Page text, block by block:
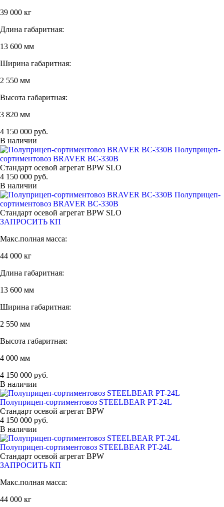
39 000 кг
Длина габаритная:
13 600 мм
Ширина габаритная:
2 550 мм
Высота габаритная:
3 820 мм
4 150 000 руб.
В наличии
Полуприцеп-
сортиментовоз BRAVER BC-330B
Стандарт осевой агрегат BPW SLO
4 150 000 руб.
В наличии
Полуприцеп-
сортиментовоз BRAVER BC-330B
Стандарт осевой агрегат BPW SLO
ЗАПРОСИТЬ КП
Макс.полная масса:
44 000 кг
Длина габаритная:
13 600 мм
Ширина габаритная:
2 550 мм
Высота габаритная:
4 000 мм
4 150 000 руб.
В наличии
Полуприцеп-сортиментовоз STEELBEAR PT-24L
Стандарт осевой агрегат BPW
4 150 000 руб.
В наличии
Полуприцеп-сортиментовоз STEELBEAR PT-24L
Стандарт осевой агрегат BPW
ЗАПРОСИТЬ КП
Макс.полная масса:
44 000 кг